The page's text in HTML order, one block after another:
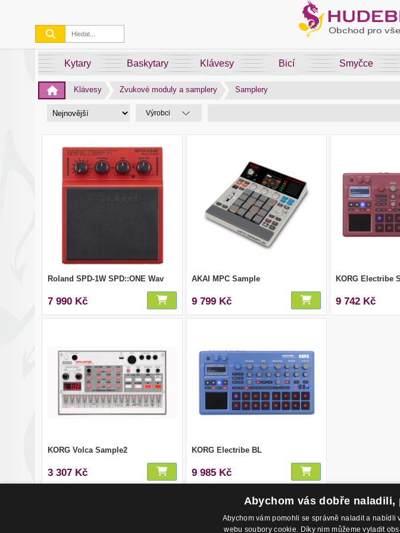
Kytary Baskytary Klávesy Bicí Smyčce
Klávesy Zvukové moduly a samplery Samplery
Výrobci
Roland SPD-1W SPD::ONE Wav
7 990 Kč
AKAI MPC Sample
9 799 Kč
KORG Electribe
9 742 Kč
KORG Volca Sample2
3 307 Kč
KORG Electribe BL
9 985 Kč
Abychom vás dobře
Abychom vám pomohli se správně naladit a
webu soubory cookie. Díky nim můžeme vyladit